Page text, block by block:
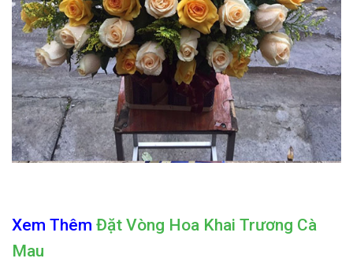
Xem Thêm Đặt Vòng Hoa Khai Trương Cà
Mau